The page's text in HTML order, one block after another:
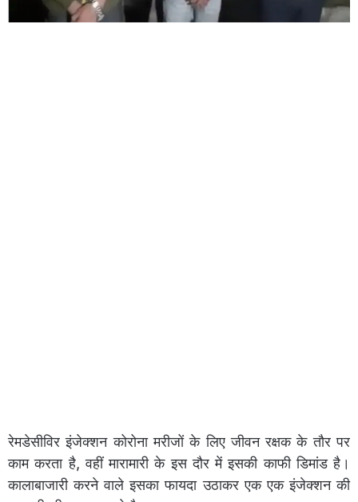
रेमडेसीविर इंजेक्शन कोरोना मरीजों के लिए जीवन रक्षक के तौर पर
काम करता है, वहीं मारामारी के इस दौर में इसकी काफी डिमांड है।
कालाबाजारी करने वाले इसका फायदा उठाकर एक एक इंजेक्शन की